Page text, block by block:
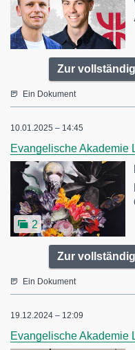
Zur
Ein Dokument
10.01.2025 – 14:45
Evangelische Akademie
2
Zur
Ein Dokument
19.12.2024 – 12:09
Evangelische Akademie